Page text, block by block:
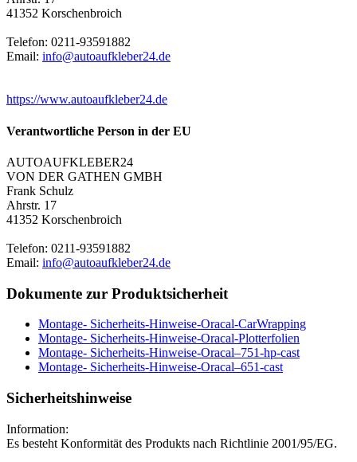
41352 Korschenbroich
Telefon: 0211-93591882
Email: info@autoaufkleber24.de
https://www.autoaufkleber24.de
Verantwortliche Person in der EU
AUTOAUFKLEBER24
VON DER GATHEN GMBH
Frank Schulz
Ahrstr. 17
41352 Korschenbroich
Telefon: 0211-93591882
Email: info@autoaufkleber24.de
Dokumente zur Produktsicherheit
Montage- Sicherheits-Hinweise-Oracal-CarWrapping
Montage- Sicherheits-Hinweise-Oracal-Plotterfolien
Montage- Sicherheits-Hinweise-Oracal–751-hp-cast
Montage- Sicherheits-Hinweise-Oracal–651-cast
Sicherheitshinweise
Information:
Es besteht Konformität des Produkts nach Richtlinie 2001/95/EG.